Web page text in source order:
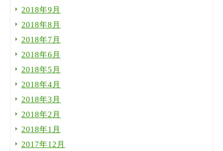
2018年9月
2018年8月
2018年7月
2018年6月
2018年5月
2018年4月
2018年3月
2018年2月
2018年1月
2017年12月